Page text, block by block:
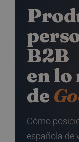
B2B
en lo
de
Cómo
española de